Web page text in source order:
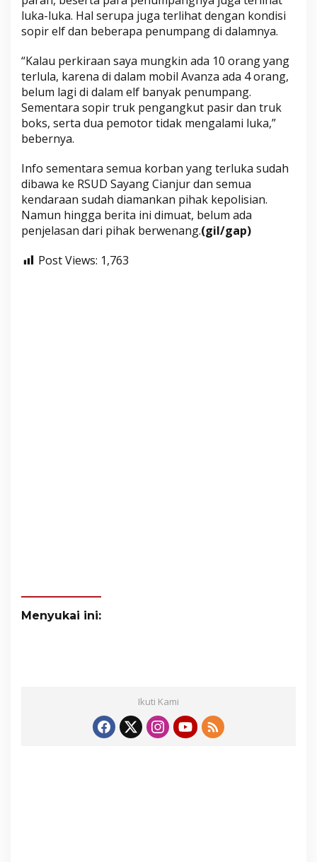
luka-luka. Hal serupa juga terlihat dengan kondisi
sopir elf dan beberapa penumpang di dalamnya.
“Kalau perkiraan saya mungkin ada 10 orang yang
terlula, karena di dalam mobil Avanza ada 4 orang,
belum lagi di dalam elf banyak penumpang.
Sementara sopir truk pengangkut pasir dan truk
boks, serta dua pemotor tidak mengalami luka,”
bebernya.
Info sementara semua korban yang terluka sudah
dibawa ke RSUD Sayang Cianjur dan semua
kendaraan sudah diamankan pihak kepolisian.
Namun hingga berita ini dimuat, belum ada
penjelasan dari pihak berwenang.(gil/gap)
Post Views: 1,763
Menyukai ini:
Ikuti Kami